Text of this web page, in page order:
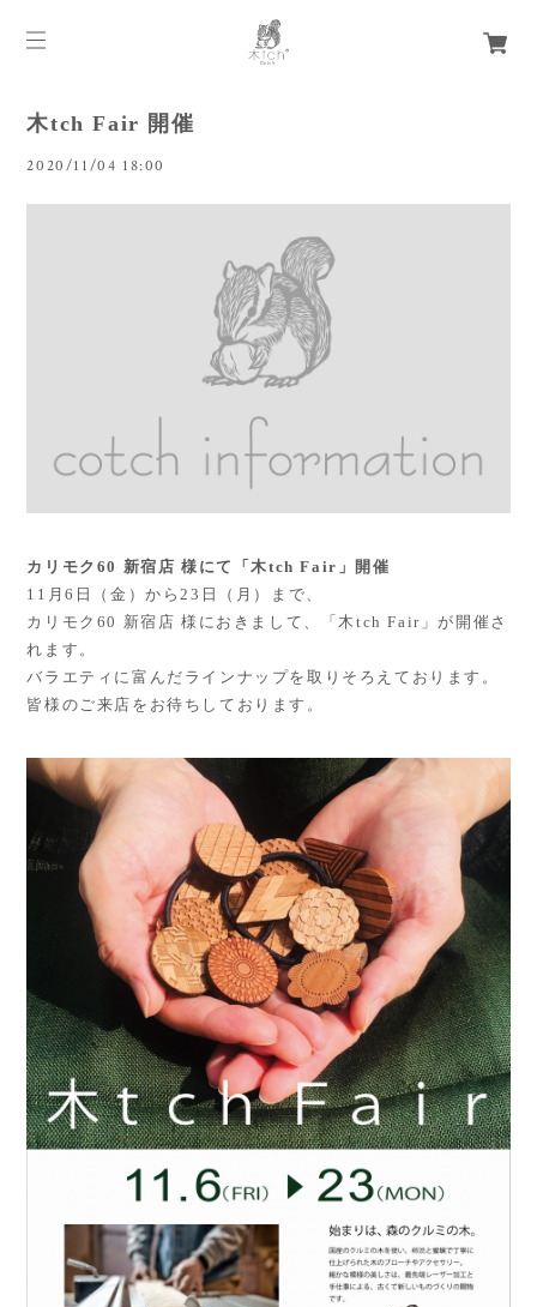
木tch Fair 開催
2020/11/04 18:00
カリモク60 新宿店 様にて「木tch Fair」開催
11月6日（金）から23日（月）まで、
カリモク60 新宿店 様におきまして、「木tch Fair」が開催さ
れます。
バラエティに富んだラインナップを取りそろえております。
皆様のご来店をお待ちしております。